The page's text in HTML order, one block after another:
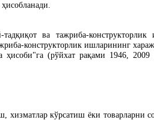
ҳисобланади.
қиқот ва тажриба-
конструкторлик ишларининг
ҳисоби"га (рўйхат рақами 1946, 2009
хизматлар кўрсатиш ёки товарларни